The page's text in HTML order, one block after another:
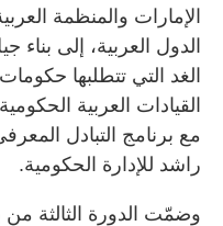
الإمارات والمنظمة
الدول العربية، إلى
الغد التي تتطلبها
القيادات العربية
مع برنامج التبادل
راشد للإدارة الحكومية.
وضمّت الدورة الثالثة